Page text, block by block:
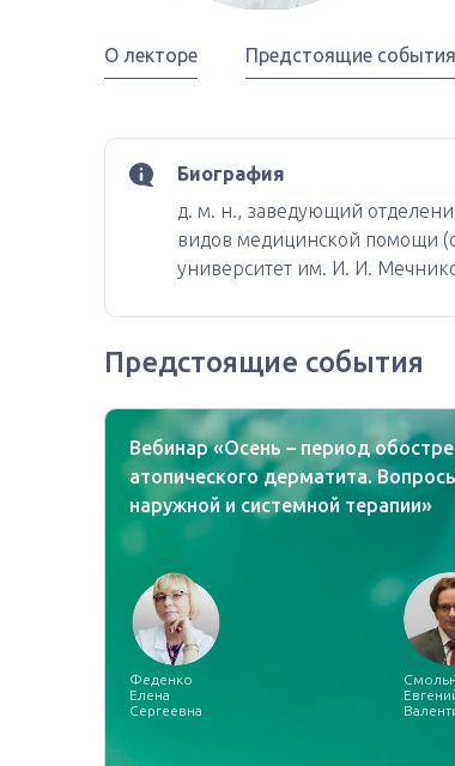
О лекторе Предстоящие события
Биография
д. м. н., заведующий
видов медицинской помощи
университет им. И. И.
Предстоящие события
Вебинар «Осень – период
атопического дерматита.
наружной и системной терапии»
Феденко
Елена
Сергеевна